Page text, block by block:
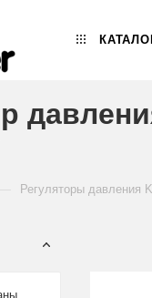
Регуляторы давления